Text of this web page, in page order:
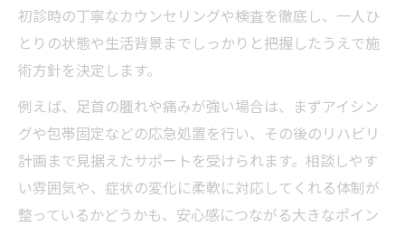
施術前後の変化に注目した接骨院の対応力
電気治療や手技など接骨院の主な施術法紹
垂井町で安心できる接骨院施術の特徴
接骨院の施術が安心できる理由を徹底解説
一人ひとりの症状に寄り添う接骨院の対応
力
初診時の丁寧なカウンセリングや検査を徹底し、一人ひ
とりの状態や生活背景までしっかりと把握したうえで施
術方針を決定します。
例えば、足首の腫れや痛みが強い場合は、まずアイシン
グや包帯固定などの応急処置を行い、その後のリハビリ
計画まで見据えたサポートを受けられます。相談しやす
い雰囲気や、症状の変化に柔軟に対応してくれる体制が
整っているかどうかも、安心感につながる大きなポイン